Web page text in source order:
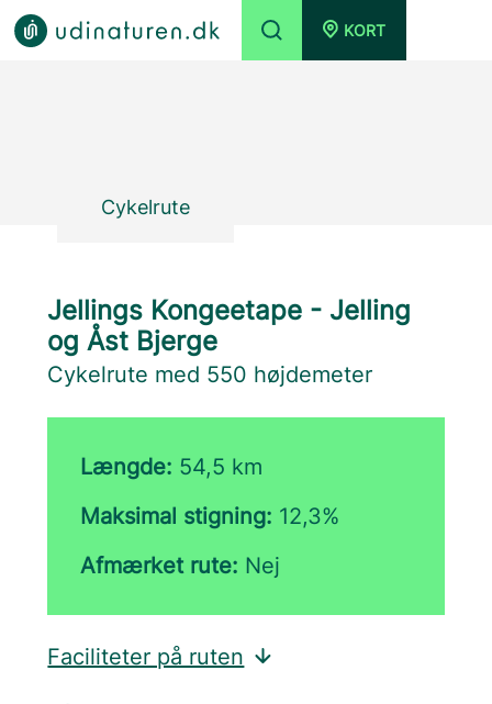
KORT
Cykelrute
Jellings Kongeetape - Jelling
og Åst Bjerge
Cykelrute med 550 højdemeter
Længde: 54,5 km
Maksimal stigning: 12,3%
Afmærket rute: Nej
Faciliteter på ruten